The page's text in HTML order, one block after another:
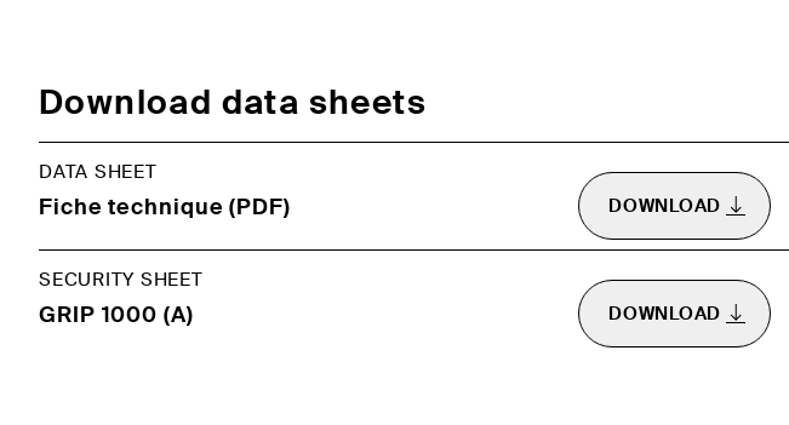
Download data sheets
DATA SHEET
Fiche technique (PDF) DOWNLOAD
SECURITY SHEET
GRIP 1000 (A) DOWNLOAD